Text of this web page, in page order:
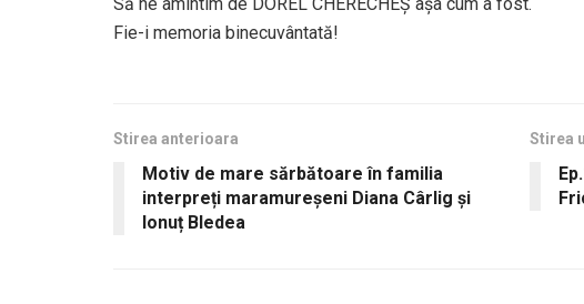
Fie-i memoria binecuvântată!
Stirea anterioara
Motiv de mare sărbătoare în familia
interpreți maramureșeni Diana Cârlig și
Ionuț Bledea
Stirea